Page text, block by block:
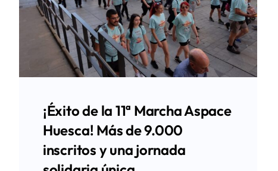
¡Éxito de la 11ª Marcha Aspace
Huesca! Más de 9.000
inscritos y una jornada